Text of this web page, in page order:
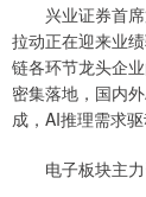
兴业证券首席
拉动正在迎来业
链各环节龙头企
密集落地，国内
成，AI推理需求
电子板块主力